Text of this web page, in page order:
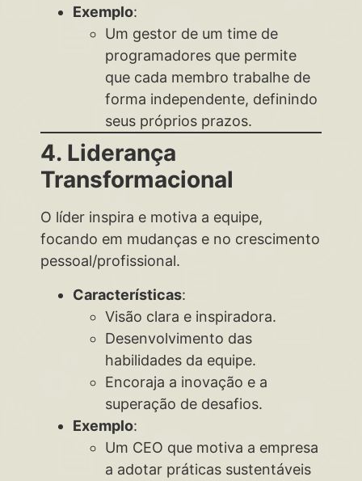
Exemplo:
Um gestor de um time de
programadores que permite
que cada membro trabalhe de
forma independente, definindo
seus próprios prazos.
4. Liderança
Transformacional
O líder inspira e motiva a equipe,
focando em mudanças e no crescimento
pessoal/profissional.
Características:
Visão clara e inspiradora.
Desenvolvimento das
habilidades da equipe.
Encoraja a inovação e a
superação de desafios.
Exemplo:
Um CEO que motiva a empresa
a adotar práticas sustentáveis